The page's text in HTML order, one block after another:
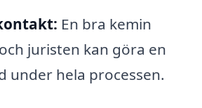
En bra kemin
juristen kan göra en
under hela processen.